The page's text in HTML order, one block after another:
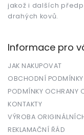
jakož i dalších
drahých kovů.
Informace pro
JAK NAKUPOVAT
OBCHODNÍ PODMÍNKY
PODMÍNKY OCHRANY
KONTAKTY
VÝROBA
REKLAMAČNÍ ŘÁD